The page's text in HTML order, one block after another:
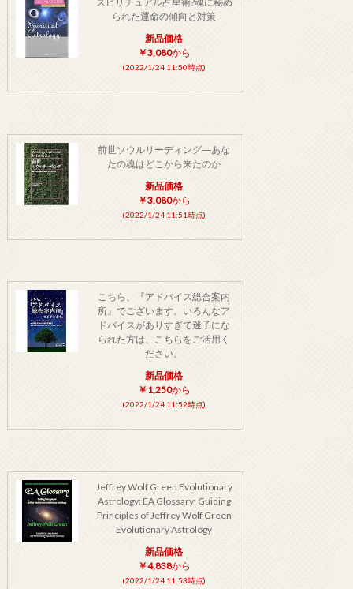
られた運命の傾向と対策
新品価格
￥3,080から
(2022/1/24 11:50時点)
前世ソウルリーディング―あな
たの魂はどこから来たのか
新品価格
￥3,080から
(2022/1/24 11:51時点)
こちら、『アドバイス総合案内
所』でございます。いろんなア
ドバイスがありすぎて迷子にな
られた方は、こちらをご活用く
ださい。
新品価格
￥1,250から
(2022/1/24 11:52時点)
Jeffrey Wolf Green Evolutionary
Astrology: EA Glossary: Guiding
Principles of Jeffrey Wolf Green
Evolutionary Astrology
新品価格
￥4,838から
(2022/1/24 11:53時点)